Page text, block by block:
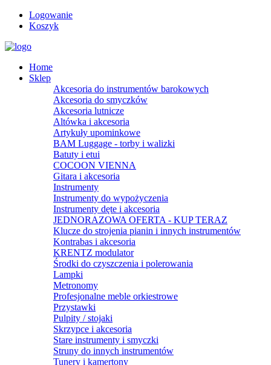
Logowanie
Koszyk
Home
Sklep
Akcesoria do instrumentów barokowych
Akcesoria do smyczków
Akcesoria lutnicze
Altówka i akcesoria
Artykuły upominkowe
BAM Luggage - torby i walizki
Batuty i etui
COCOON VIENNA
Gitara i akcesoria
Instrumenty
Instrumenty do wypożyczenia
Instrumenty dęte i akcesoria
JEDNORAZOWA OFERTA - KUP TERAZ
Klucze do strojenia pianin i innych instrumentów
Kontrabas i akcesoria
KRENTZ modulator
Środki do czyszczenia i polerowania
Lampki
Metronomy
Profesjonalne meble orkiestrowe
Przystawki
Pulpity / stojaki
Skrzypce i akcesoria
Stare instrumenty i smyczki
Struny do innych instrumentów
Tunery i kamertony